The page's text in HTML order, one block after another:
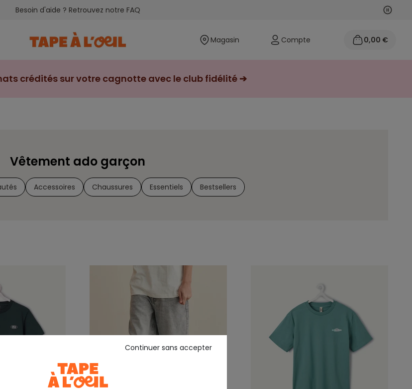
Besoin d'aide ? Retrouvez notre FAQ
Magasin Compte 0,00 €
crédités sur votre cagnotte avec le club fidélité ➔
Vêtement ado garçon
Accessoires Chaussures Essentiels Bestsellers
Continuer sans accepter